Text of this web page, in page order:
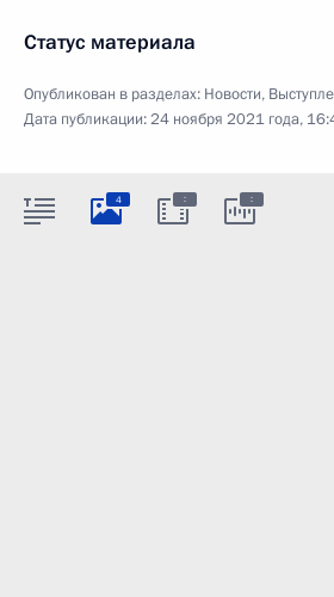
Статус материала
Опубликован в разделах: Новости,
Дата публикации:24 ноября 2021 года,
4 : :